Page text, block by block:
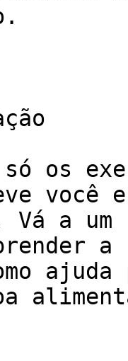
você
Vá a